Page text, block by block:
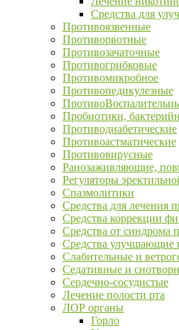
Средства для
Противоязвенные
Противорвотные
Противозачаточные
Противогрибковые
Противомикробное
Противопедикулезные
Пробиотики,
Противодиабетические
Противоастматические
Противовирусные
Ранозаживляющие,
Регуляторы
Спазмолитики
Средства для лечения
Средства коррекции
Средства от синдрома
Средства улучшающие
Слабительные и
Седативные и
Сердечно-сосудистые
Лечение полости рта
ЛОР органы
Горло